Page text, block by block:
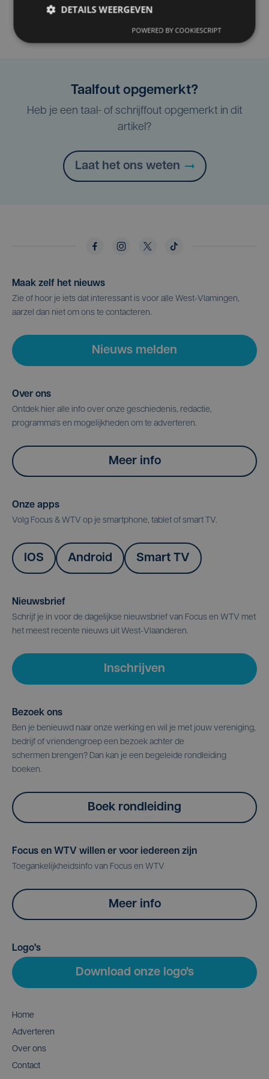
Taalfout opgemerkt?
Heb je een taal- of schrijffout opgemerkt in dit
artikel?
Laat het ons weten
Maak zelf het nieuws
Zie of hoor je iets dat interessant is voor alle West-Vlamingen,
aarzel dan niet om ons te contacteren.
Nieuws melden
Over ons
Ontdek hier alle info over onze geschiedenis, redactie,
programma's en mogelijkheden om te adverteren.
Meer info
Onze apps
Volg Focus & WTV op je smartphone, tablet of smart TV.
IOS Android Smart TV
Nieuwsbrief
Schrijf je in voor de dagelijkse nieuwsbrief van Focus en WTV met
het meest recente nieuws uit West-Vlaanderen.
Inschrijven
Bezoek ons
Ben je benieuwd naar onze werking en wil je met jouw vereniging,
bedrijf of vriendengroep een bezoek achter de
schermen brengen? Dan kan je een begeleide rondleiding
boeken.
Boek rondleiding
Focus en WTV willen er voor iedereen zijn
Toegankelijkheidsinfo van Focus en WTV
Meer info
Logo's
Download onze logo's
Home
Adverteren
Over ons
Contact
DETAILS WEERGEVEN
POWERED BY COOKIESCRIPT